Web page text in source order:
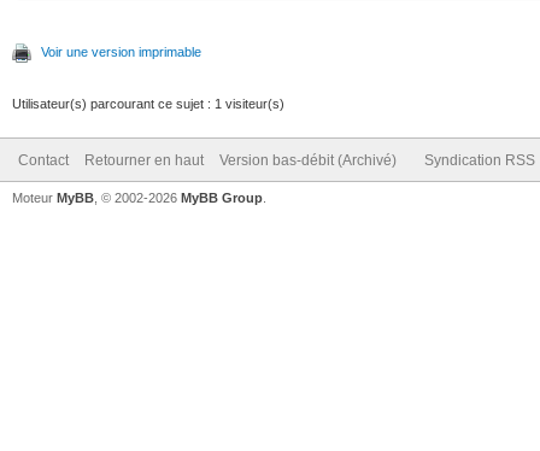
Voir une version imprimable
Utilisateur(s) parcourant ce sujet : 1 visiteur(s)
Contact Retourner en haut Version bas-débit (Archivé) Syndication RSS
Moteur MyBB , © 2002-2026 MyBB Group